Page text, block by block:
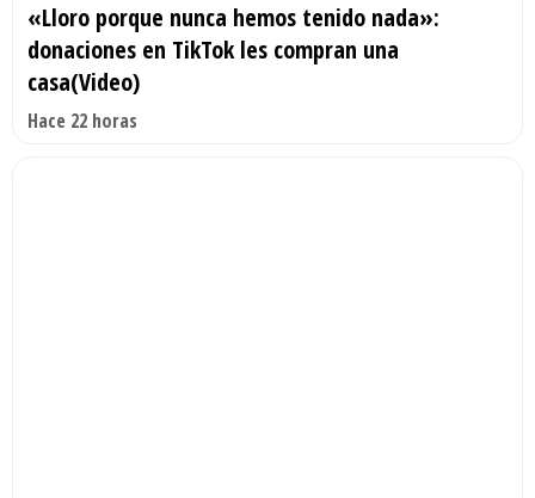
«Lloro porque nunca hemos tenido nada»:
donaciones en TikTok les compran una
casa(Video)
Hace 22 horas